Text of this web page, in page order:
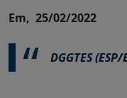
Em, 25/02/2022
DGGTES (ESP/